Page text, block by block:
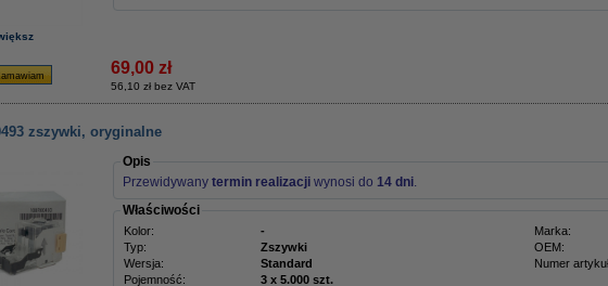
69,00 zł
56,10 zł bez VAT
zszywki, oryginalne
Opis
Przewidywany termin realizacji wynosi do 14 dni.
Właściwości
Kolor: - Marka:
Typ:
Zszywki OEM:
Wersja:
Standard Numer
Pojemność:
3 x 5.000 szt.